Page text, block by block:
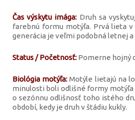
Čas výskytu imága: Druh sa
farebnú formu motýľa. Prvá lieta
generácia je veľmi podobná letnej
Status / Početnosť: Pomerne hojný
Biológia motýľa: Motýle lietajú na
minulosti boli odlišné formy motýľa
o sezónnu odlišnosť toho istého
období, kedy je druh v štádiu kukly.